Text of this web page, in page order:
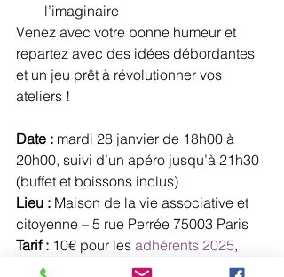
l’imaginaire
Venez avec votre bonne humeur et
repartez avec des idées débordantes
et un jeu prêt à révolutionner vos
ateliers !
Date : mardi 28 janvier de 18h00 à
20h00, suivi d’un apéro jusqu’à 21h30
(buffet et boissons inclus)
Lieu : Maison de la vie associative et
citoyenne – 5 rue Perrée 75003 Paris
Tarif : 10€ pour les adhérents 2025,
40€ pour les non-adhérents.